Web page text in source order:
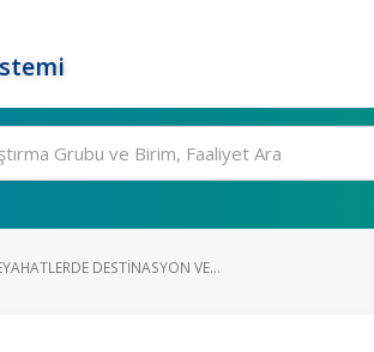
DESTINASYON VE...